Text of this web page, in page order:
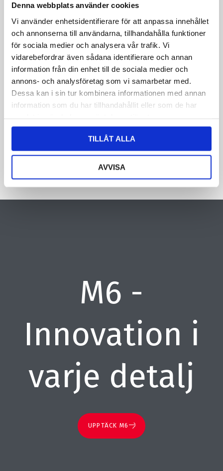
Denna webbplats använder cookies
Vi använder enhetsidentifierare för att anpassa innehållet
och annonserna till användarna, tillhandahålla funktioner
för sociala medier och analysera vår trafik. Vi
vidarebefordrar även sådana identifierare och annan
information från din enhet till de sociala medier och
annons- och analysföretag som vi samarbetar med.
Dessa kan i sin tur kombinera informationen med annan
information som du har tillhandahållit eller som de har
TILLÅT ALLA
AVVISA
Genom att skicka formuläret godkänner du att vi sparar
information om dig. Läs mer om hur vi behandlar dina
personuppgifter i vår integritetspolicy.
M6 -
Innovation i
varje detalj
UPPTÄCK M6